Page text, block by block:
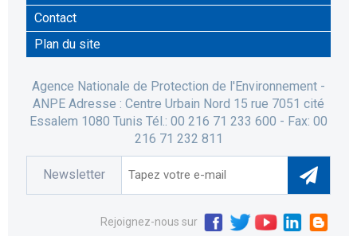
Contact
Plan du site
Agence Nationale de Protection de l'Environnement -
ANPE Adresse : Centre Urbain Nord 15 rue 7051 cité
Essalem 1080 Tunis Tél.: 00 216 71 233 600 - Fax: 00
216 71 232 811
Newsletter
Rejoignez-nous sur